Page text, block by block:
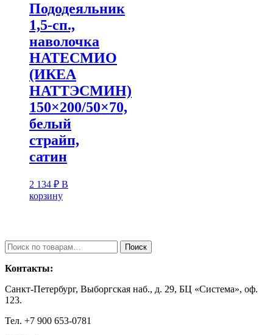
Пододеяльник
1,5-сп.,
наволочка
НАТЕСМИО
(ИКЕА
НАТТЭСМИН)
150×200/50×70,
белый
страйп,
сатин
2 134 ₽ В
корзину
Искать: Поиск
Контакты:
Санкт-Петербург, Выборгская наб., д. 29, БЦ «Система», оф.
123.
Тел. +7 900 653-0781